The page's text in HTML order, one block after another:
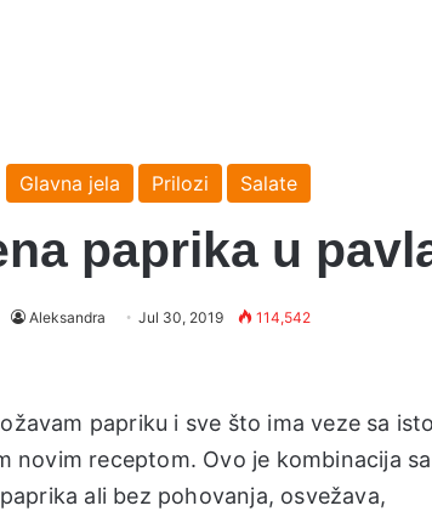
Glavna jela Prilozi Salate
paprika u
Aleksandra Jul 30, 2019 114,542
papriku i sve što ima veze sa
novim receptom. Ovo je kombinacija
ali bez pohovanja, osvežava,